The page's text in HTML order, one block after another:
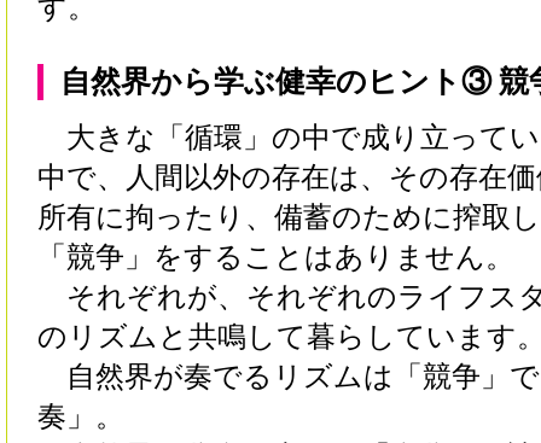
す。
自然界から学ぶ健幸のヒント③ 競
大きな「循環」の中で成り立って
中で、人間以外の存在は、その存在
所有に拘ったり、備蓄のために搾取
「競争」をすることはありません。
それぞれが、それぞれのライフス
のリズムと共鳴して暮らしています
自然界が奏でるリズムは「競争」
奏」。